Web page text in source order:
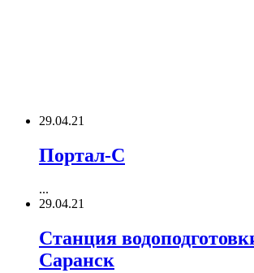
29.04.21
Портал-С
...
29.04.21
Станция
Саранск